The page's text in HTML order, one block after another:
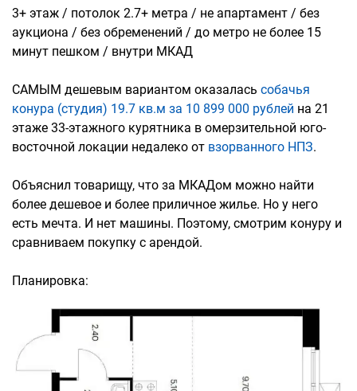
3+ этаж / потолок 2.7+ метра / не апартамент / без
аукциона / без обременений / до метро не более 15
минут пешком / внутри МКАД
САМЫМ дешевым вариантом оказалась собачья
конура (студия) 19.7 кв.м за 10 899 000 рублей на 21
этаже 33-этажного курятника в омерзительной юго-
восточной локации недалеко от взорванного НПЗ.
Объяснил товарищу, что за МКАДом можно найти
более дешевое и более приличное жилье. Но у него
есть мечта. И нет машины. Поэтому, смотрим конуру и
сравниваем покупку с арендой.
Планировка: